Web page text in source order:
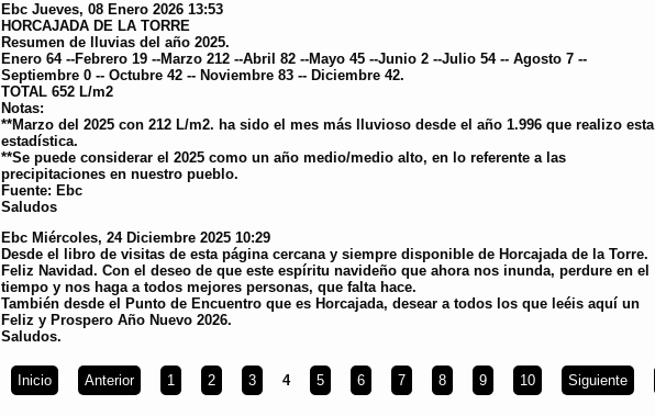
Ebc Jueves, 08 Enero 2026 13:53
HORCAJADA DE LA TORRE
Resumen de lluvias del año 2025.
Enero 64 --Febrero 19 --Marzo 212 --Abril 82 --Mayo 45 --Junio 2 --Julio 54 -- Agosto 7 --
Septiembre 0 -- Octubre 42 -- Noviembre 83 -- Diciembre 42.
TOTAL 652 L/m2
Notas:
**Marzo del 2025 con 212 L/m2. ha sido el mes más lluvioso desde el año 1.996 que realizo esta
estadística.
**Se puede considerar el 2025 como un año medio/medio alto, en lo referente a las
precipitaciones en nuestro pueblo.
Fuente: Ebc
Saludos
Ebc Miércoles, 24 Diciembre 2025 10:29
Desde el libro de visitas de esta página cercana y siempre disponible de Horcajada de la Torre.
Feliz Navidad. Con el deseo de que este espíritu navideño que ahora nos inunda, perdure en el
tiempo y nos haga a todos mejores personas, que falta hace.
También desde el Punto de Encuentro que es Horcajada, desear a todos los que leéis aquí un
Feliz y Prospero Año Nuevo 2026.
Saludos.
Inicio Anterior 1 2 3 4 5 6 7 8 9 10 Siguiente